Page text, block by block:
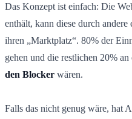
Das Konzept ist einfach: Die
enthält, kann diese durch
ihren „Marktplatz“. 80% der
gehen und die restlichen 20%
den Blocker wären.
Falls das nicht genug wäre, hat